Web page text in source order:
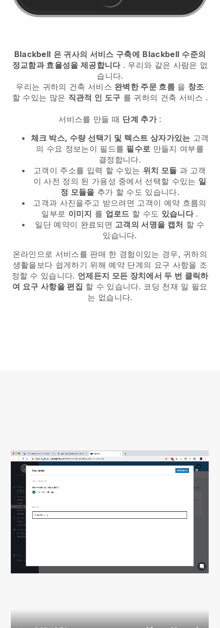
Blackbell 은 귀사의 서비스 구축에 Blackbell 수준의
정교함과 효율성을 제공합니다. 우리와 같은 사람은 없
습니다.
우리는 귀하의 건축 서비스 완벽한 주문 흐름 을 창조
할 수있는 많은 직관적 인 도구 를 귀하의 건축 서비스 .
서비스를 만들 때 단계 추가:
체크 박스, 수량 선택기 및 텍스트 상자가있는 고객
의 수요 정보는이 필드를 필수로 만들지 여부를
결정합니다.
고객이 주소를 입력 할 수있는 위치 모듈 과 고객
이 사전 정의 된 가용성 중에서 선택할 수있는 일
정 모듈을 추가 할 수도 있습니다.
고객과 사진을주고 받으려면 고객이 예약 흐름의
일부로 이미지 를 업로드 할 수도 있습니다.
일단 예약이 완료되면 고객의 서명을 캡처 할 수
있습니다.
온라인으로 서비스를 판매 한 경험이있는 경우, 귀하의
생활을보다 쉽게하기 위해 예약 단계의 요구 사항을 조
정할 수 있습니다. 언제든지 모든 장치에서 두 번 클릭하
여 요구 사항을 편집 할 수 있습니다. 코딩 천재 일 필요
는 없습니다.